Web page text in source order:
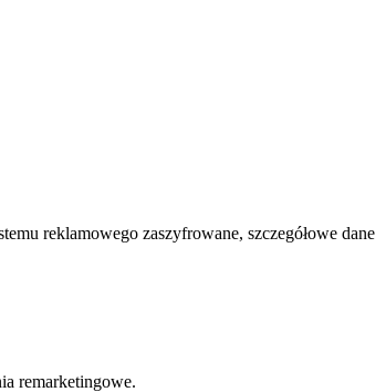
reklamowego zaszyfrowane, szczegółowe dane
remarketingowe.